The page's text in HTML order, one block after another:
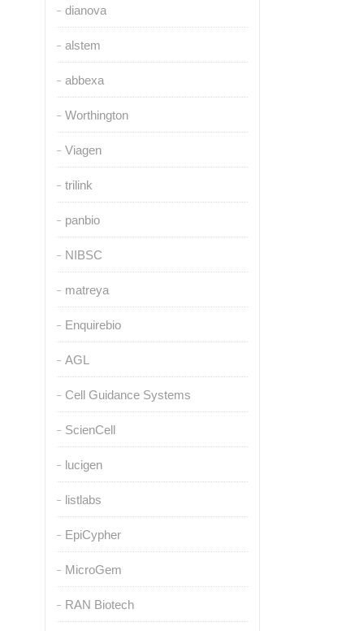
dianova
alstem
abbexa
Worthington
Viagen
trilink
panbio
NIBSC
matreya
Enquirebio
AGL
Cell Guidance Systems
ScienCell
lucigen
listlabs
EpiCypher
MicroGem
RAN Biotech